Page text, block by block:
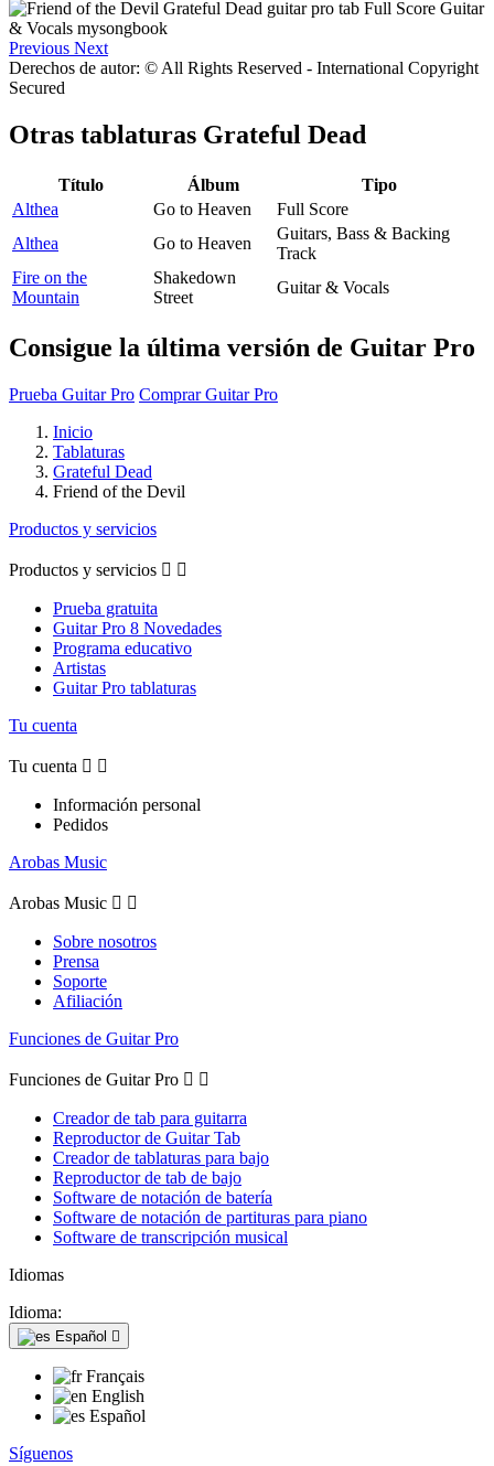
Previous Next
Derechos de autor: © All Rights Reserved - International Copyright
Secured
Otras tablaturas Grateful Dead
Título Álbum
Tipo
Althea
Go to Heaven
Full Score
Althea
Go to Heaven
Guitars, Bass & Backing
Track
Fire on the
Mountain
Shakedown
Street
Guitar & Vocals
Consigue la última versión de Guitar Pro
Prueba Guitar Pro Comprar Guitar Pro
Inicio
Tablaturas
Grateful Dead
Friend of the Devil
Productos y servicios
Productos y servicios  
Prueba gratuita
Guitar Pro 8 Novedades
Programa educativo
Artistas
Guitar Pro tablaturas
Tu cuenta
Tu cuenta  
Información personal
Pedidos
Arobas Music
Arobas Music  
Sobre nosotros
Prensa
Soporte
Afiliación
Funciones de Guitar Pro
Funciones de Guitar Pro  
Creador de tab para guitarra
Reproductor de Guitar Tab
Creador de tablaturas para bajo
Reproductor de tab de bajo
Software de notación de batería
Software de notación de partituras para piano
Software de transcripción musical
Idiomas
Idioma:
Español 
Français
English
Español
Síguenos